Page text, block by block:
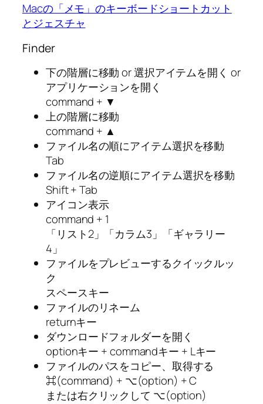
Macの「メモ」のキーボードショートカット
とジェスチャ
Finder
下の階層に移動 or 選択アイテムを開く or
アプリケーションを開く
command + ▼
上の階層に移動
command + ▲
ファイル名の順にアイテム選択を移動
Tab
ファイル名の逆順にアイテム選択を移動
Shift + Tab
アイコン表示
command + 1
「リスト2」「カラム3」「ギャラリー
4」
ファイルをプレビューするクイックルッ
ク
スペースキー
ファイルのリネーム
returnキー
ダウンロードフォルダーを開く
optionキー + commandキー + Lキー
ファイルのパスをコピー、取得する
⌘(command) + ⌥(option) + C
または右クリックして ⌥(option)